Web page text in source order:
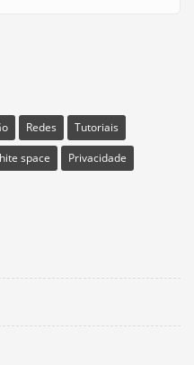
Redes
Tutoriais
space
Privacidade